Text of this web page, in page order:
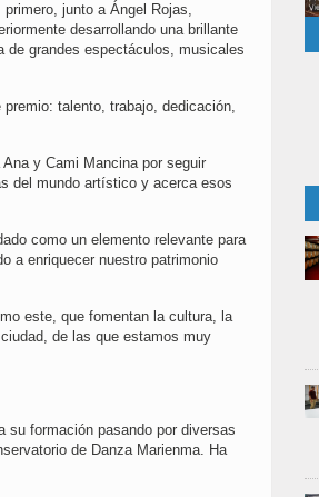
junto a Ángel Rojas,
desarrollando una brillante
de grandes espectáculos, musicales
talento, trabajo, dedicación,
y Cami Mancina por seguir
del mundo artístico y acerca esos
como un elemento relevante para
a enriquecer nuestro patrimonio
este, que fomentan la cultura, la
de las que estamos muy
su formación pasando por diversas
de Danza Marienma. Ha